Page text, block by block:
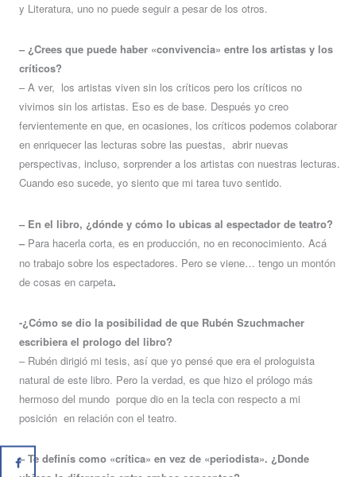
y Literatura, uno no puede seguir a pesar de los otros.
– ¿Crees que puede haber «convivencia» entre los artistas y los
críticos?
– A ver, los artistas viven sin los críticos pero los críticos no
vivimos sin los artistas. Eso es de base. Después yo creo
fervientemente en que, en ocasiones, los críticos podemos colaborar
en enriquecer las lecturas sobre las puestas, abrir nuevas
perspectivas, incluso, sorprender a los artistas con nuestras lecturas.
Cuando eso sucede, yo siento que mi tarea tuvo sentido.
– En el libro, ¿dónde y cómo lo ubicas al espectador de teatro?
– Para hacerla corta, es en producción, no en reconocimiento. Acá
no trabajo sobre los espectadores. Pero se viene… tengo un montón
de cosas en carpeta.
-¿Cómo se dio la posibilidad de que Rubén Szuchmacher
escribiera el prologo del libro?
– Rubén dirigió mi tesis, así que yo pensé que era el prologuista
natural de este libro. Pero la verdad, es que hizo el prólogo más
hermoso del mundo porque dio en la tecla con respecto a mi
posición en relación con el teatro.
– Te definís como «crítica» en vez de «periodista». ¿Donde